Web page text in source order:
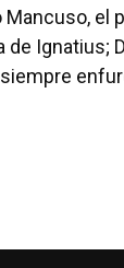
el
Ignatius;